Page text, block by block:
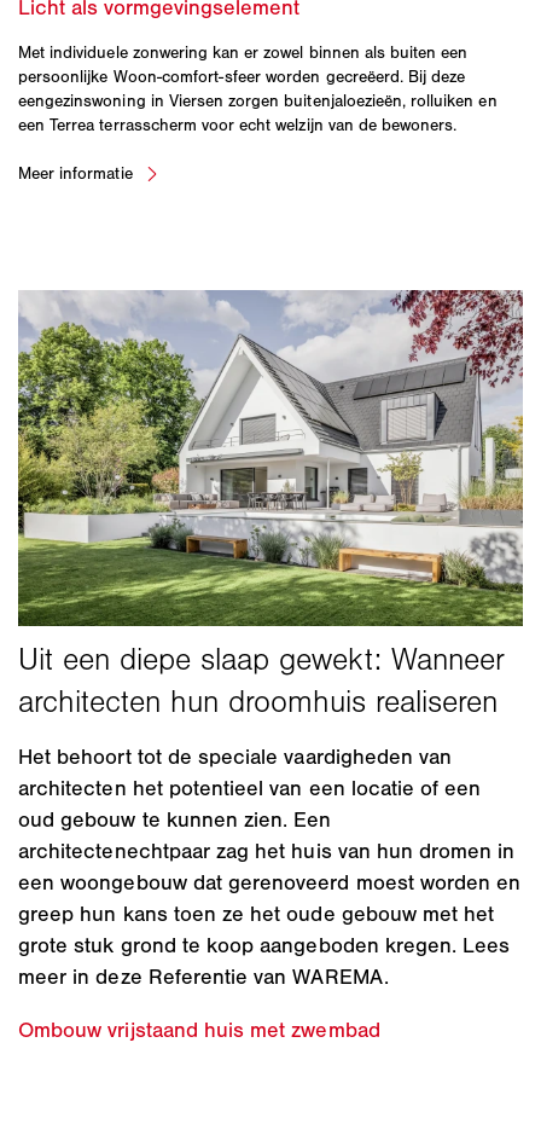
Met individuele zonwering kan er zowel binnen als buiten een
persoonlijke Woon-comfort-sfeer worden gecreëerd. Bij deze
eengezinswoning in Viersen zorgen buitenjaloezieën, rolluiken en
een Terrea terrasscherm voor echt welzijn van de bewoners.
Het behoort tot de speciale vaardigheden van
architecten het potentieel van een locatie of een
oud gebouw te kunnen zien. Een
architectenechtpaar zag het huis van hun dromen in
een woongebouw dat gerenoveerd moest worden en
greep hun kans toen ze het oude gebouw met het
grote stuk grond te koop aangeboden kregen. Lees
meer in deze Referentie van WAREMA.
Ombouw vrijstaand huis met zwembad